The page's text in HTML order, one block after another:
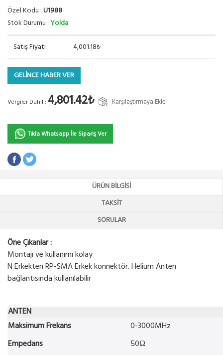
Özel Kodu :U1988
Stok Durumu :Yolda
Satış Fiyatı 4,001.18₺
GELİNCE HABER VER
Vergiler Dahil : 4,801.42₺ Karşılaştırmaya Ekle
Tıkla Whatsapp İle Sipariş Ver
ÜRÜN BILGISI
TAKSIT
SORULAR
Öne Çıkanlar :
Montajı ve kullanımı kolay
N Erkekten RP-SMA Erkek konnektör. Helium Anten
bağlantısında kullanılabilir
ANTEN
Maksimum Frekans
0-3000MHz
Empedans
50Ω